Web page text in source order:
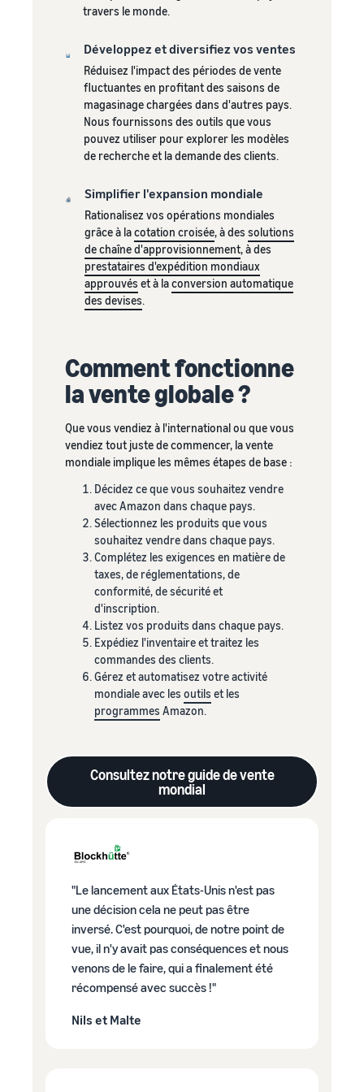
locale en
entreprise
prospère.
Une histoire
vraie, une
croissance
réelle.
Pourriez-
prochain?
Réduisez
vos frais
d'expédition
pour vos
produits à
Découvrez les
tarifs Prix bas
Expédié par
Amazon pour les
produits éligibles
dont le prix est
inférieur ou égal à
auprès
d'Amazon
pour accéder
à une suite
d'outils de
création de
marque et à
avantages de
protection
à vendre
Trouvez votre
catégorie de produits
Découvrez ce qui se vend
Comment vendre de la
nourriture pour
animaux en ligne
entreprise d'aliments pour
Comment vendre des
compléments
alimentaires en ligne
Développez vos ventes de
compléments alimentaires
Comment vendre des
écouteurs en ligne
Vendez des écouteurs à des
Comment vendre des T-
Développez votre marque
travers le monde.
Développez et diversifiez vos ventes
Réduisez l'impact des périodes de vente
fluctuantes en profitant des saisons de
magasinage chargées dans d'autres pays.
Nous fournissons des outils que vous
pouvez utiliser pour explorer les modèles
de recherche et la demande des clients.
Simplifier l'expansion mondiale
Rationalisez vos opérations mondiales
grâce à lacotation croisée, à dessolutions
de chaîne d'approvisionnement, à des
prestataires d'expédition mondiaux
approuvés et à laconversion automatique
des devises.
Comment fonctionne
la vente globale ?
Que vous vendiez à l'international ou que vous
vendiez tout juste de commencer, la vente
mondiale implique les mêmes étapes de base :
Décidez ce que vous souhaitez vendre
avec Amazon dans chaque pays.
Sélectionnez les produits que vous
souhaitez vendre dans chaque pays.
Complétez les exigences en matière de
taxes, de réglementations, de
conformité, de sécurité et
d'inscription.
Listez vos produits dans chaque pays.
Expédiez l'inventaire et traitez les
commandes des clients.
Gérez et automatisez votre activité
mondiale avec les outils et les
programmes Amazon.
Consultez notre guide de vente
mondial
"Le lancement aux États-Unis n'est pas
une décision cela ne peut pas être
inversé. C'est pourquoi, de notre point de
vue, il n'y avait pas conséquences et nous
venons de le faire, qui a finalement été
récompensé avec succès !"
Nils et Malte